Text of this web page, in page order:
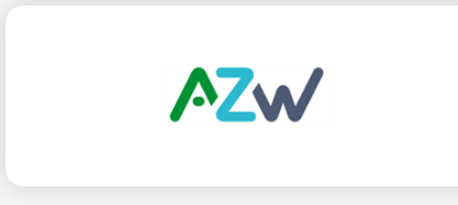
Bezoek hier AZWinfo voor meer informatie
over het kennisprogramma over de
arbeidsmarkt van zorg en welzijn.